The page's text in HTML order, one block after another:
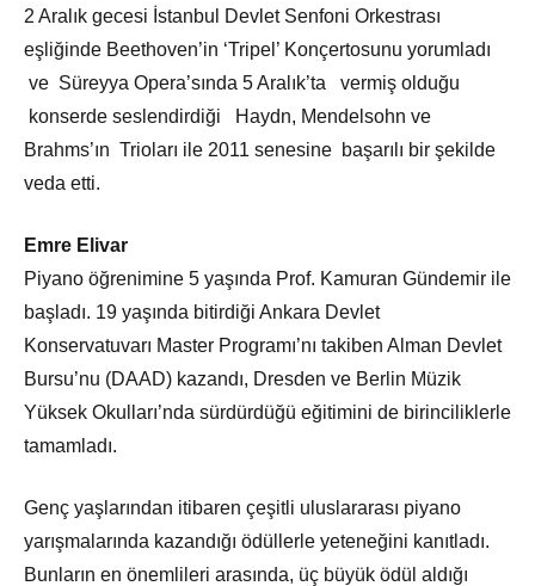
2 Aralık gecesi İstanbul Devlet Senfoni Orkestrası
eşliğinde Beethoven’in ‘Tripel’ Konçertosunu yorumladı
ve Süreyya Opera’sında 5 Aralık’ta vermiş olduğu
konserde seslendirdiği Haydn, Mendelsohn ve
Brahms’ın Trioları ile 2011 senesine başarılı bir şekilde
veda etti.
Emre Elivar
Piyano öğrenimine 5 yaşında Prof. Kamuran Gündemir ile
başladı. 19 yaşında bitirdiği Ankara Devlet
Konservatuvarı Master Programı’nı takiben Alman Devlet
Bursu’nu (DAAD) kazandı, Dresden ve Berlin Müzik
Yüksek Okulları’nda sürdürdüğü eğitimini de birinciliklerle
tamamladı.
Genç yaşlarından itibaren çeşitli uluslararası piyano
yarışmalarında kazandığı ödüllerle yeteneğini kanıtladı.
Bunların en önemlileri arasında, üç büyük ödül aldığı